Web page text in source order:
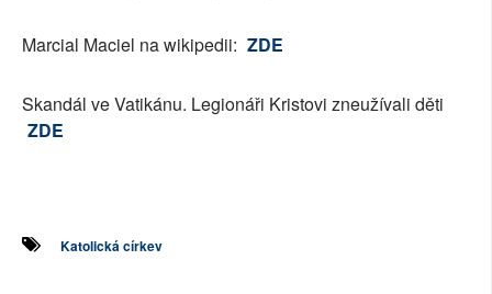
Marcial Maciel na wikipedii: ZDE
Skandál ve Vatikánu. Legionáři Kristovi zneužívali děti
ZDE
Katolická církev